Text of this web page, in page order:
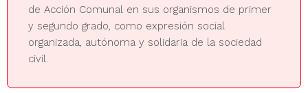
de Acción Comunal en sus organismos de primer
y segundo grado, como expresión social
organizada, autónoma y solidaria de la sociedad
civil.